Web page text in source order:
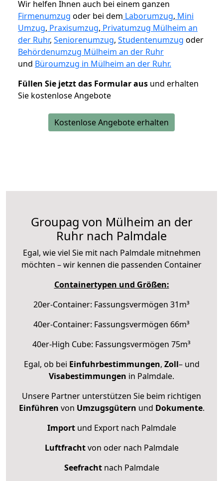
Wir helfen Ihnen auch bei einem ganzen
Firmenumzug oder bei dem Laborumzug, Mini
Umzug, Praxisumzug, Privatumzug Mülheim an
der Ruhr, Seniorenumzug, Studentenumzug oder
Behördenumzug Mülheim an der Ruhr
und Büroumzug in Mülheim an der Ruhr.
Füllen Sie jetzt das Formular aus und erhalten
Sie kostenlose Angebote
Kostenlose Angebote erhalten
Groupag von Mülheim an der
Ruhr nach Palmdale
Egal, wie viel Sie mit nach Palmdale mitnehmen
möchten – wir kennen die passenden Container
Containertypen und Größen:
20er-Container: Fassungsvermögen 31m³
40er-Container: Fassungsvermögen 66m³
40er-High Cube: Fassungsvermögen 75m³
Egal, ob bei Einfuhrbestimmungen, Zoll– und
Visabestimmungen in Palmdale.
Unsere Partner unterstützen Sie beim richtigen
Einführen von Umzugsgütern und Dokumente.
Importund Export nach Palmdale
Luftfrachtvon oder nach Palmdale
Seefrachtnach Palmdale